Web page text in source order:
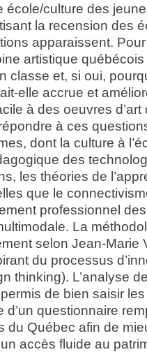
école/culture des
la recension des
apparaissent.
artistique
classe et, si oui,
elle accrue et
à des oeuvres
à ces
dont la culture à
des
les théories de
que le
professionnel
La
selon Jean-Marie
du processus
thinking). L’analyse
de bien saisir
d’un questionnaire
du Québec afin de
accès fluide au